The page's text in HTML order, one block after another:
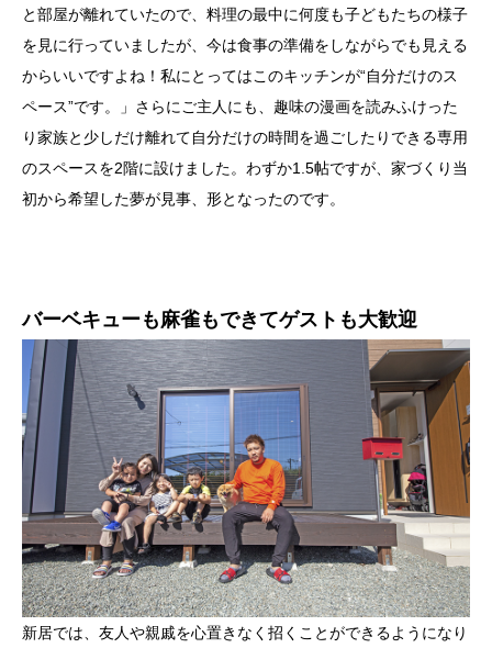
と部屋が離れていたので、料理の最中に何度も子どもたちの様子
を見に行っていましたが、今は食事の準備をしながらでも見える
からいいですよね！私にとってはこのキッチンが“自分だけのス
ペース”です。」さらにご主人にも、趣味の漫画を読みふけった
り家族と少しだけ離れて自分だけの時間を過ごしたりできる専用
のスペースを2階に設けました。わずか1.5帖ですが、家づくり当
初から希望した夢が見事、形となったのです。
バーベキューも麻雀もできてゲストも大歓迎
新居では、友人や親戚を心置きなく招くことができるようになり